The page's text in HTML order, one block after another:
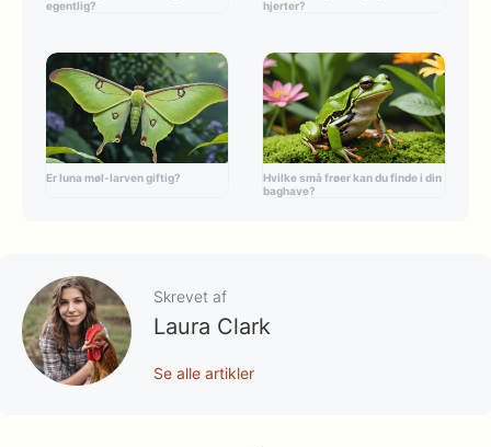
egentlig?
hjerter?
Er luna møl-larven giftig?
Hvilke små frøer kan du finde i din
baghave?
Skrevet af
Laura Clark
Se alle artikler